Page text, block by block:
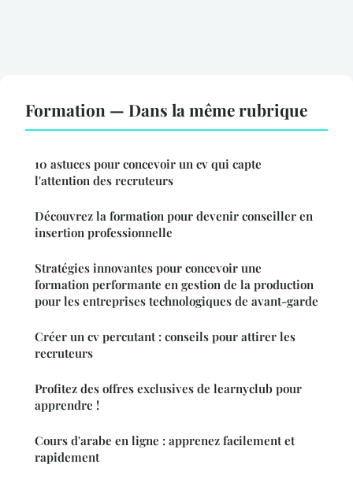
Formation — Dans la même rubrique
10 astuces pour concevoir un cv qui capte
l'attention des recruteurs
Découvrez la formation pour devenir conseiller en
insertion professionnelle
Stratégies innovantes pour concevoir une
formation performante en gestion de la production
pour les entreprises technologiques de avant-garde
Créer un cv percutant : conseils pour attirer les
recruteurs
Profitez des offres exclusives de learnyclub pour
apprendre !
Cours d'arabe en ligne : apprenez facilement et
rapidement